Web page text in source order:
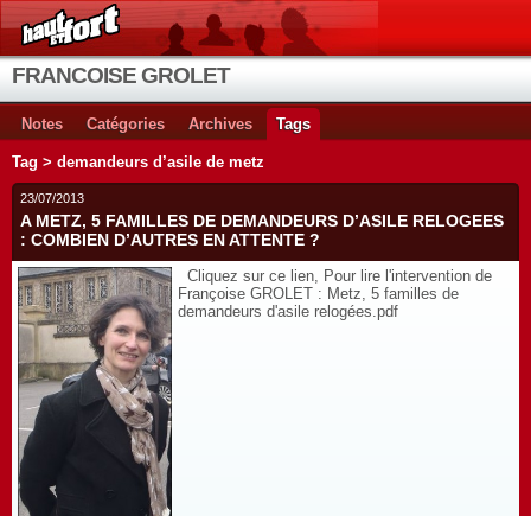
FRANCOISE GROLET
Notes Catégories Archives Tags
Tag > demandeurs d’asile de metz
23/07/2013
A METZ, 5 FAMILLES DE DEMANDEURS D’ASILE RELOGEES
: COMBIEN D’AUTRES EN ATTENTE ?
Cliquez sur ce lien, Pour lire l'intervention de
Françoise GROLET : Metz, 5 familles de
demandeurs d'asile relogées.pdf